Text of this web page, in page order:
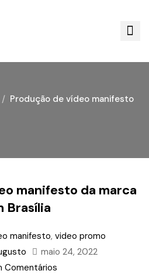
Produção de vídeo manifesto
manifesto da marca
Brasília
manifesto, video promo
maio 24, 2022
Comentários